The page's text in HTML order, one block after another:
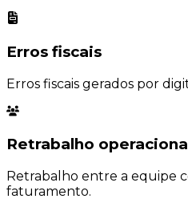
Erros fiscais
Erros fiscais gerados por
Retrabalho
Retrabalho entre a equipe
faturamento.